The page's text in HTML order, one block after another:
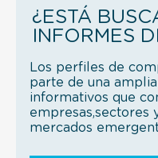
¿ESTÁ
INFORMES
Los perfiles de
parte de una
informativos que
empresas,sectores
mercados